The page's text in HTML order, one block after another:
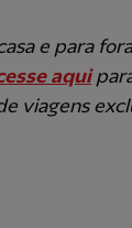
e para
aqui
viagens